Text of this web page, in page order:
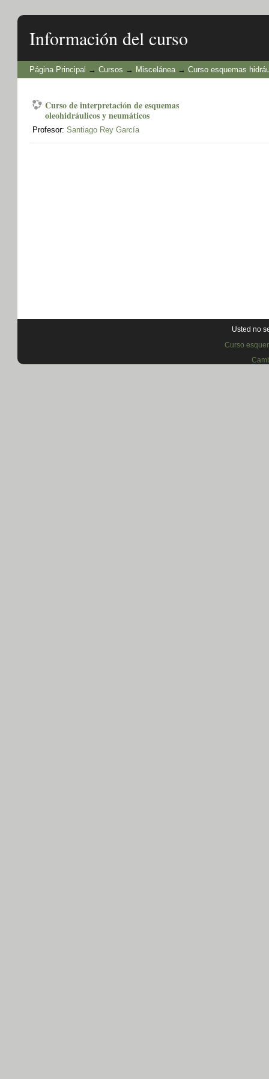
Información del curso
Página Principal → Cursos → Miscelánea → Curso esquemas
Curso de interpretación de esquemas
oleohidráulicos y neumáticos
Profesor:Santiago Rey García
Usted no
Curso